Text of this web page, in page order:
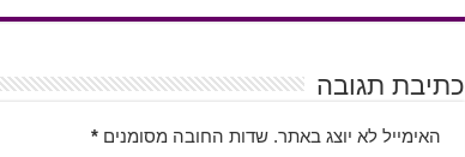
כתיבת תגובה
האימייל לא יוצג באתר. שדות החובה מסומנים*